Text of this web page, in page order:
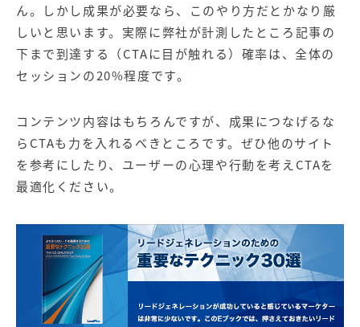
ん。しかし成果が必要なら、このやり方だとかなり厳
しいと思います。実際に弊社が計測したところ記事の
下まで到達する（CTAに目が触れる）確率は、全体の
セッションの20%程度です。
コンテンツ内容はもちろんですが、成果につなげるな
らCTAも力を入れるべきところです。ぜひ他のサイト
を参考にしたり、ユーザーの心理や行動を考えCTAを
最適化ください。